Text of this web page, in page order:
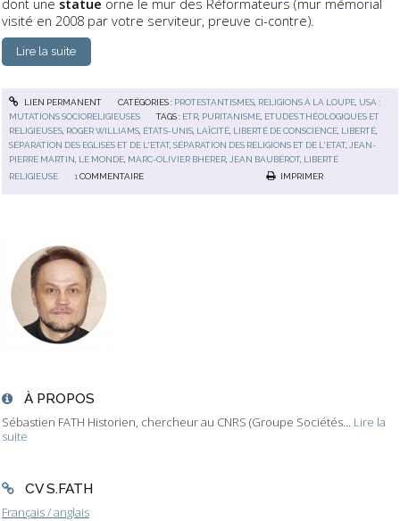
À PROPOS
Sébastien FATH Historien, chercheur au CNRS (Groupe Sociétés... Lire la
suite
CV S.FATH
Français / anglais
dont une statue orne le mur des Réformateurs (mur mémorial
visité en 2008 par votre serviteur, preuve ci-contre).
Lire la suite
LIEN PERMANENT CATÉGORIES : PROTESTANTISMES, RELIGIONS À LA LOUPE, USA :
MUTATIONS SOCIORELIGIEUSES
TAGS : ETR, PURITANISME, ETUDES THÉOLOGIQUES ET
RELIGIEUSES, ROGER WILLIAMS, ÉTATS-UNIS, LAÏCITÉ, LIBERTÉ DE CONSCIENCE, LIBERTÉ,
SÉPARATION DES EGLISES ET DE L'ETAT,SÉPARATION DES RELIGIONS ET DE L'ETAT,JEAN-
PIERRE MARTIN, LE MONDE, MARC-OLIVIER BHERER,JEAN BAUBÉROT, LIBERTÉ
RELIGIEUSE
1 COMMENTAIRE IMPRIMER